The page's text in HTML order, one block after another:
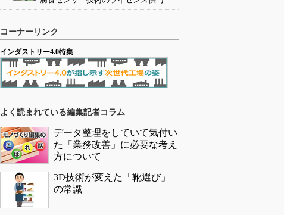
コーナーリンク
インダストリー4.0特集
よく読まれている編集記者コラム
データ整理をしていて気付い
た「業務改善」に必要な考え
方について
3D技術が変えた「靴選び」
の常識